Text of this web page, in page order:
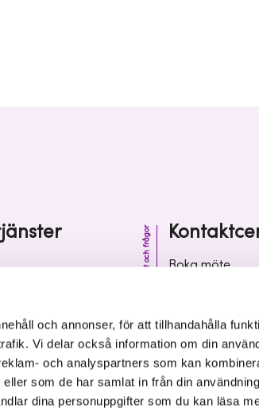
och annonser, för att tillhandahålla
Vi delar också information om din
och analyspartners som kan
som de har samlat in från din
dina personuppgifter som du kan läsa
inspiration
Kontakt och frågor
Boka möte
Vanliga frågor